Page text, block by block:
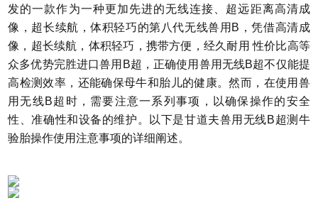
发的一款作为一种更加先进的无线连接、超远距离高清成
像，超长续航，体积轻巧的第八代无线兽用B，凭借高清成
像，超长续航，体积轻巧，携带方便，经久耐用 性价比高等
众多优势完胜进口兽用B超，正确使用兽用无线B超不仅能提
高检测效率，还能确保母牛和胎儿的健康。然而，在使用兽
用无线B超时，需要注意一系列事项，以确保操作的安全
性、准确性和设备的维护。以下是甘道夫兽用无线B超测牛
验胎操作使用注意事项的详细阐述。